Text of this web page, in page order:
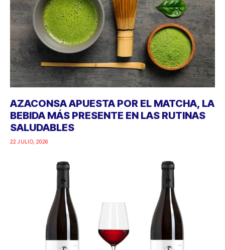
AZACONSA APUESTA POR EL MATCHA, LA
BEBIDA MÁS PRESENTE EN LAS RUTINAS
SALUDABLES
22 JULIO, 2026